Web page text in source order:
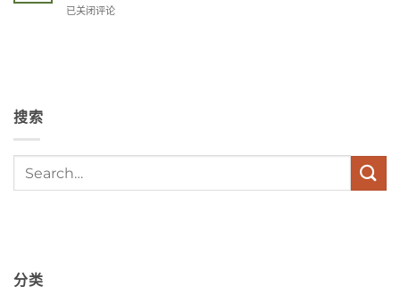
Wat
in
deze
已关闭评论
搜索
分类